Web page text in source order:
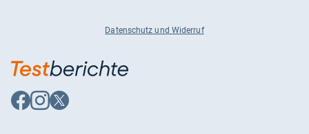
Datenschutz und Widerruf
Auf
Facebook
Auf
Instagram
Auf
X